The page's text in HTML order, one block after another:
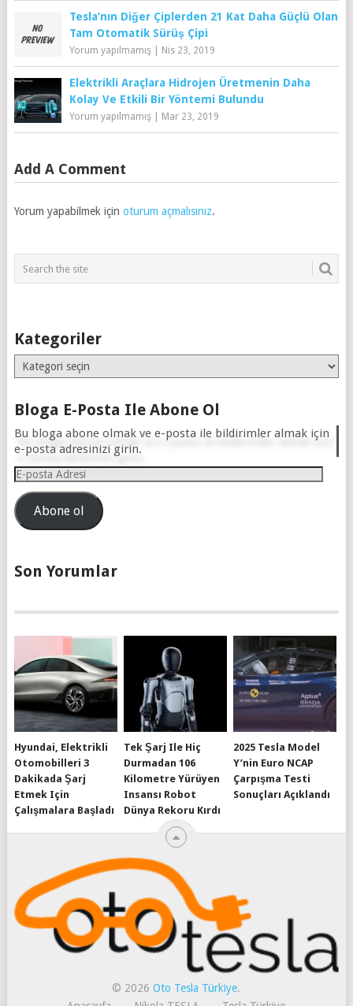
Tesla’nın Diğer Çiplerden 21 Kat Daha Güçlü Olan
Tam Otomatik Sürüş Çipi
Yorum yapılmamış| Nis 23, 2019
Elektrikli Araçlara Hidrojen Üretmenin Daha
Kolay Ve Etkili Bir Yöntemi Bulundu
Yorum yapılmamış| Mar 23, 2019
Add A Comment
Yorum yapabilmek için oturum açmalısınız.
Kategoriler
Kategoriler
Bloga E-Posta Ile Abone Ol
Bu bloga abone olmak ve e-posta ile bildirimler almak için
e-posta adresinizi girin.
E-
posta
AdresiAbone ol
Son Yorumlar
Hyundai, Elektrikli
Otomobilleri 3
Dakikada Şarj
Etmek Için
Çalışmalara Başladı
Tek Şarj Ile Hiç
Durmadan 106
Kilometre Yürüyen
Insansı Robot
Dünya Rekoru Kırdı
2025 Tesla Model
Y’nin Euro NCAP
Çarpışma Testi
Sonuçları Açıklandı
© 2026Oto Tesla Türkiye.